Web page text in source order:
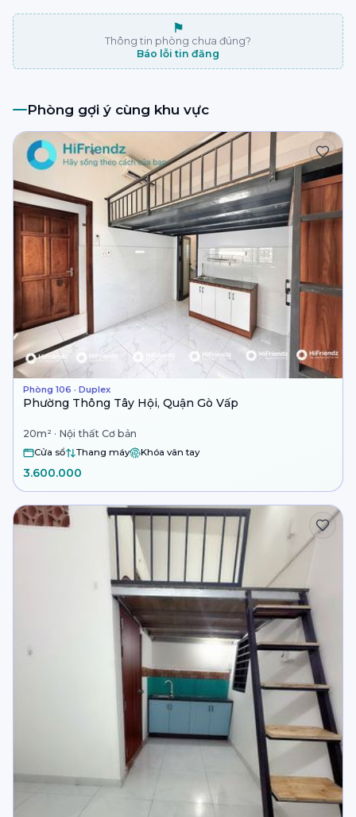
⚑
Thông tin phòng chưa đúng?
Báo lỗi tin đăng
Phòng gợi ý cùng khu vực
Phòng 106 · Duplex
Phường Thông Tây Hội, Quận Gò Vấp
20m² · Nội thất Cơ bản
Cửa sổ Thang máy Khóa vân tay
3.600.000